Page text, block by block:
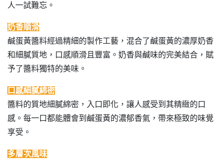
人一試難忘。
奶香順滑
鹹蛋黃醬料經過精細的製作工藝，混合了鹹蛋黃的濃厚奶香
和細膩質地，口感順滑且豐富。奶香與鹹味的完美結合，賦
予了醬料獨特的美味。
口感細膩綿密
醬料的質地細膩綿密，入口即化，讓人感受到其精緻的口
感。每一口都能體會到鹹蛋黃的濃郁香氣，帶來極致的味覺
享受。
多層次風味